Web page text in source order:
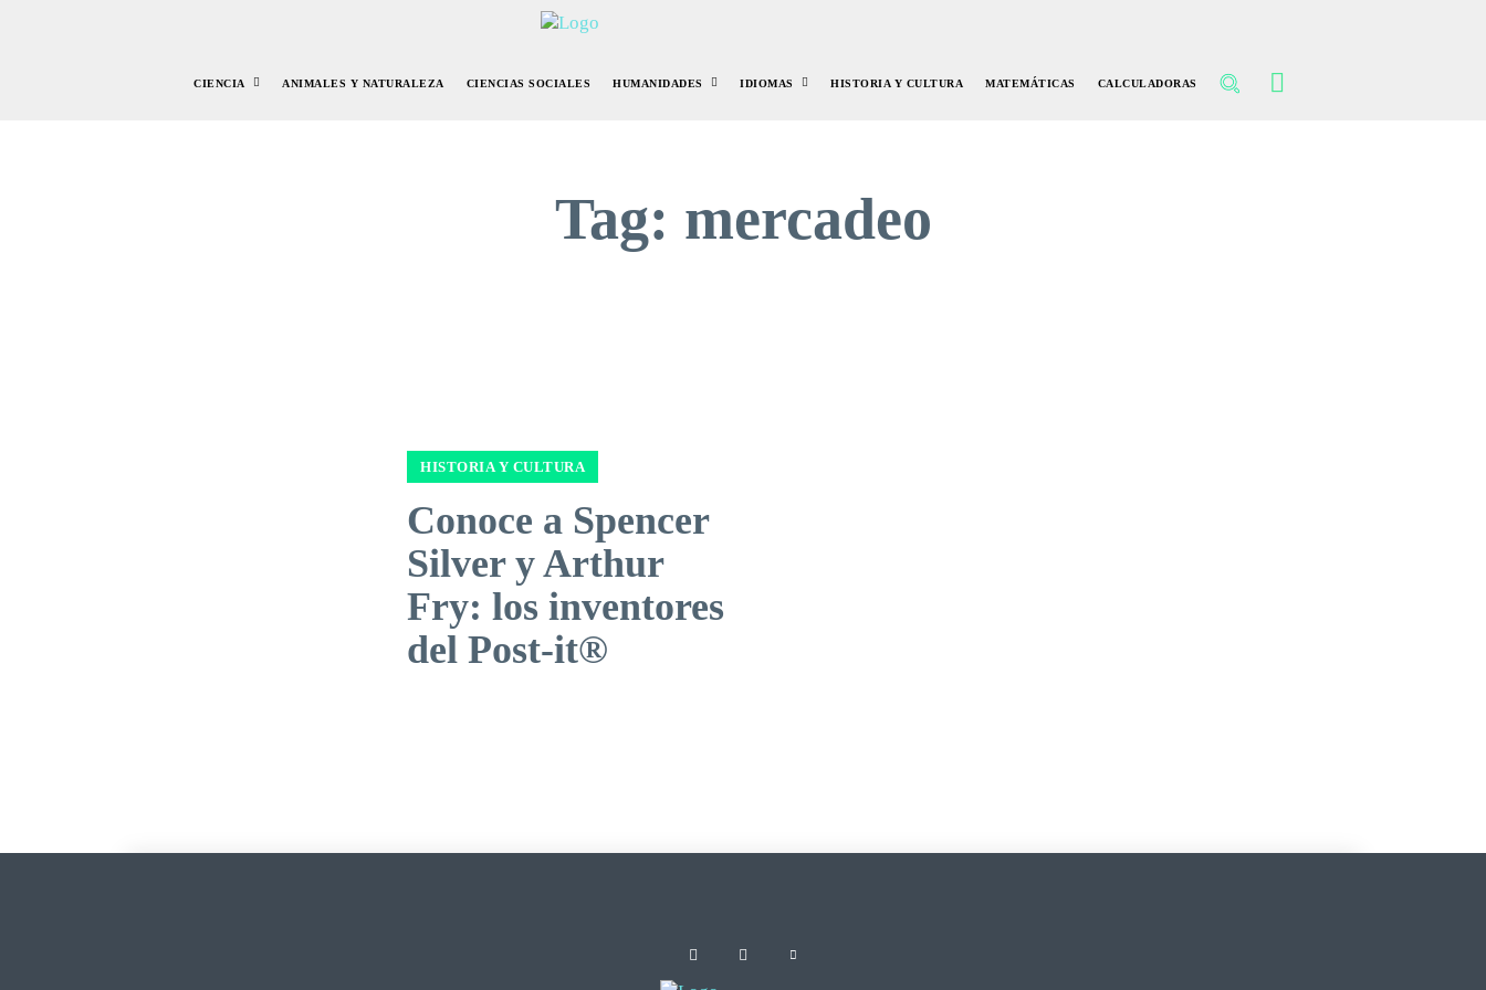
CIENCIA ANIMALES Y NATURALEZA CIENCIAS SOCIALES HUMANIDADES IDIOMAS HISTORIA Y CULTURA MATEMÁTICAS CALCULADORAS
Tag: mercadeo
HISTORIA Y CULTURA
Conoce a Spencer
Silver y Arthur
Fry: los inventores
del Post-it®